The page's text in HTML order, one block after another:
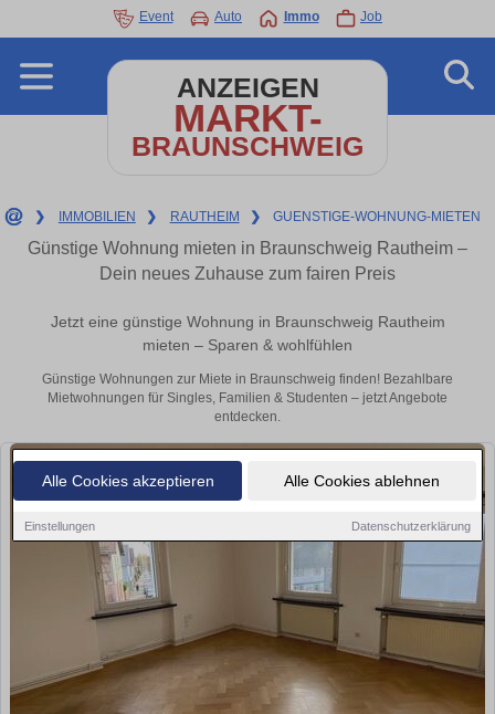
Alle Cookies akzeptieren Alle Cookies ablehnen
Einstellungen Datenschutzerklärung
Event Auto Immo Job
ANZEIGEN
MARKT-
BRAUNSCHWEIG
❯ IMMOBILIEN ❯ RAUTHEIM ❯ GUENSTIGE-WOHNUNG-MIETEN
Günstige Wohnung mieten in Braunschweig Rautheim –
Dein neues Zuhause zum fairen Preis
Jetzt eine günstige Wohnung in Braunschweig Rautheim
mieten – Sparen & wohlfühlen
Günstige Wohnungen zur Miete in Braunschweig finden! Bezahlbare
Mietwohnungen für Singles, Familien & Studenten – jetzt Angebote
entdecken.